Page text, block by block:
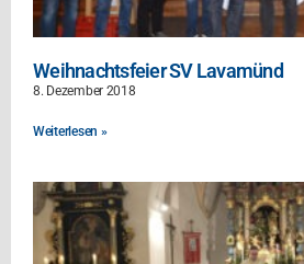
Weihnachtsfeier SV Lavamünd
8. Dezember 2018
Weiterlesen »